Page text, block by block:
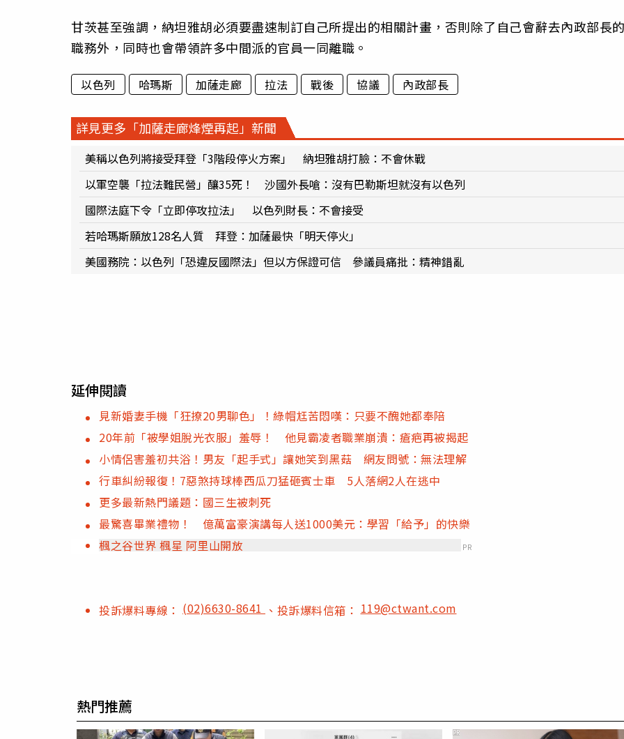
甘茨甚至強調，納坦雅胡必須要盡速制訂自己所提出的相關計畫，否則除了自己會辭去內政部長
職務外，同時也會帶領許多中間派的官員一同離職。
以色列 哈瑪斯 加薩走廊 拉法 戰後 協議 內政部長
詳見更多「加薩走廊烽煙再起」新聞
美稱以色列將接受拜登「3階段停火方案」 納坦雅胡打臉：不會休戰
以軍空襲「拉法難民營」釀35死！ 沙國外長嗆：沒有巴勒斯坦就沒有以色列
國際法庭下令「立即停攻拉法」 以色列財長：不會接受
若哈瑪斯願放128名人質 拜登：加薩最快「明天停火」
美國務院：以色列「恐違反國際法」但以方保證可信 參議員痛批：精神錯亂
延伸閱讀
見新婚妻手機「狂撩20男聊色」！綠帽尪苦悶嘆：只要不醜她都奉陪
20年前「被學姐脫光衣服」羞辱！ 他見霸凌者職業崩潰：瘡疤再被揭起
小情侶害羞初共浴！男友「起手式」讓她笑到黑菇 網友問號：無法理解
行車糾紛報復！7惡煞持球棒西瓜刀猛砸賓士車 5人落網2人在逃中
更多最新熱門議題：國三生被刺死
最驚喜畢業禮物！ 億萬富豪演講每人送1000美元：學習「給予」的快樂
楓之谷世界 楓星 阿里山開放
PR
投訴爆料專線： (02)6630-8641 、投訴爆料信箱：119@ctwant.com
熱門推薦
PR